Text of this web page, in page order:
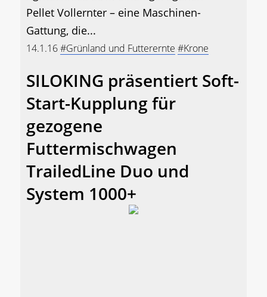
Pellet Vollernter – eine Maschinen-
Gattung, die...
14.1.16#Grünland und Futterernte #Krone
SILOKING präsentiert Soft-
Start-Kupplung für
gezogene
Futtermischwagen
TrailedLine Duo und
System 1000+